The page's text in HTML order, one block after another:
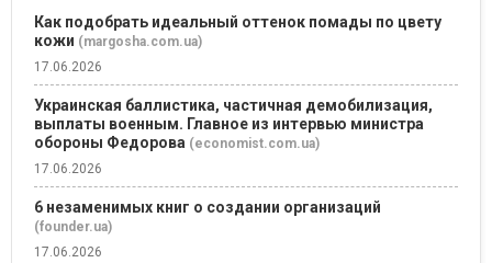
Как подобрать идеальный оттенок помады по цвету
кожи (margosha.com.ua)
17.06.2026
Украинская баллистика, частичная демобилизация,
выплаты военным. Главное из интервью министра
обороны Федорова (economist.com.ua)
17.06.2026
6 незаменимых книг о создании организаций
(founder.ua)
17.06.2026